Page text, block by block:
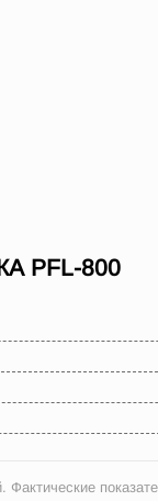
PFL-800